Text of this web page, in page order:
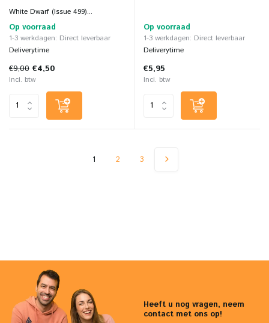
White Dwarf (Issue 499)...
Op voorraad
1-3 werkdagen: Direct leverbaar
Deliverytime
€9,00 €4,50
Incl. btw
Op voorraad
1-3 werkdagen: Direct leverbaar
Deliverytime
€5,95
Incl. btw
1 2 3
Heeft u nog vragen, neem
contact met ons op!